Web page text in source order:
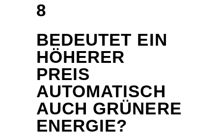
8
BEDEUTET EIN
HÖHERER
PREIS
AUTOMATISCH
AUCH GRÜNERE
ENERGIE?